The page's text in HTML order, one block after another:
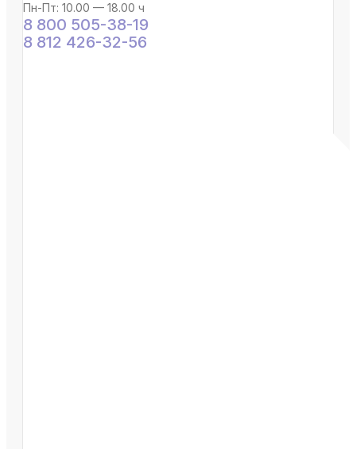
Пн-Пт: 10.00 — 18.00 ч
8 800 505-38-19
8 812 426-32-56